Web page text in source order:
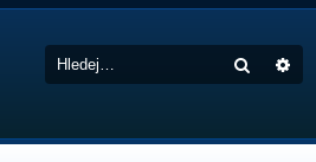
Hledat